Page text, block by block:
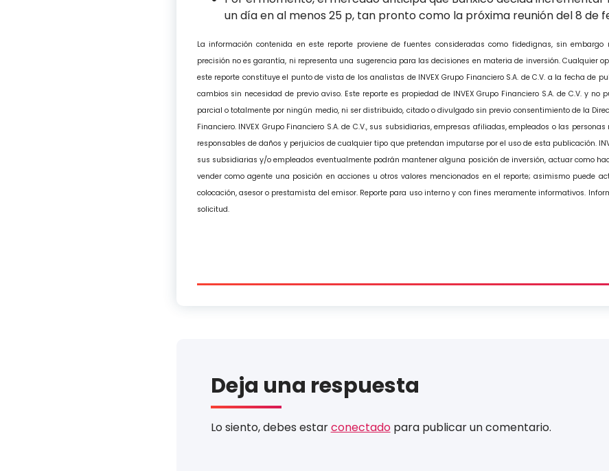
un día en al menos 25 p, tan pronto como la próxima reunión del 8 de
La información contenida en este reporte proviene de fuentes consideradas como fidedignas, sin
precisión no es garantía, ni representa una sugerencia para las decisiones en materia de inversión. Cualquier
este reporte constituye el punto de vista de los analistas de INVEX Grupo Financiero S.A. de C.V. a la fecha de
cambios sin necesidad de previo aviso. Este reporte es propiedad de INVEX Grupo Financiero S.A. de C.V. y no
parcial o totalmente por ningún medio, ni ser distribuido, citado o divulgado sin previo consentimiento de la
Financiero. INVEX Grupo Financiero S.A. de C.V., sus subsidiarias, empresas afiliadas, empleados o las
responsables de daños y perjuicios de cualquier tipo que pretendan imputarse por el uso de esta publicación.
sus subsidiarias y/o empleados eventualmente podrán mantener alguna posición de inversión, actuar como
vender como agente una posición en acciones u otros valores mencionados en el reporte; asimismo puede
colocación, asesor o prestamista del emisor. Reporte para uso interno y con fines meramente informativos.
solicitud.
Deja una respuesta
Lo siento, debes estarconectadopara publicar un comentario.